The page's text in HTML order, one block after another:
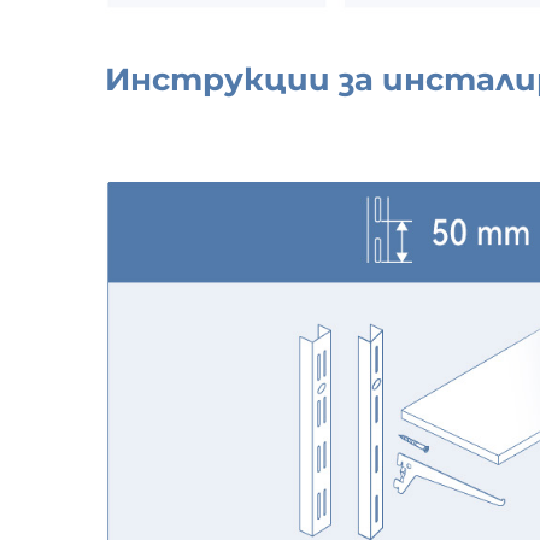
Инструкции за